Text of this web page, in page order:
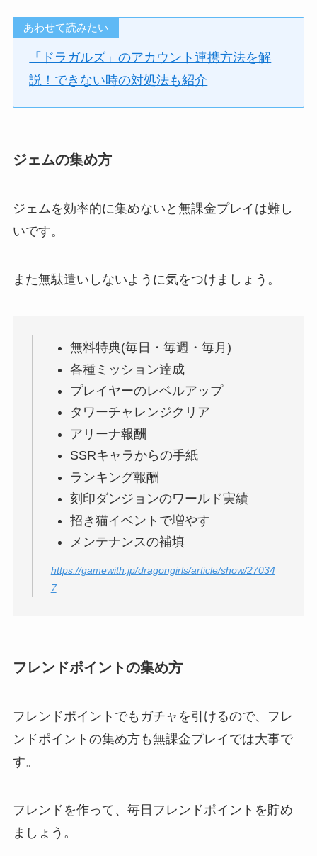
あわせて読みたい
「ドラガルズ」のアカウント連携方法を解
説！できない時の対処法も紹介
ジェムの集め方
ジェムを効率的に集めないと無課金プレイは難し
いです。
また無駄遣いしないように気をつけましょう。
無料特典(毎日・毎週・毎月)
各種ミッション達成
プレイヤーのレベルアップ
タワーチャレンジクリア
アリーナ報酬
SSRキャラからの手紙
ランキング報酬
刻印ダンジョンのワールド実績
招き猫イベントで増やす
メンテナンスの補填
https://gamewith.jp/dragongirls/article/show/27034
7
フレンドポイントの集め方
フレンドポイントでもガチャを引けるので、フレ
ンドポイントの集め方も無課金プレイでは大事で
す。
フレンドを作って、毎日フレンドポイントを貯め
ましょう。